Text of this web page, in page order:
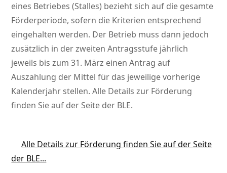
eines Betriebes (Stalles) bezieht sich auf die gesamte
Förderperiode, sofern die Kriterien entsprechend
eingehalten werden. Der Betrieb muss dann jedoch
zusätzlich in der zweiten Antragsstufe jährlich
jeweils bis zum 31. März einen Antrag auf
Auszahlung der Mittel für das jeweilige vorherige
Kalenderjahr stellen. Alle Details zur Förderung
finden Sie auf der Seite der BLE.
Alle Details zur Förderung finden Sie auf der Seite
der BLE...